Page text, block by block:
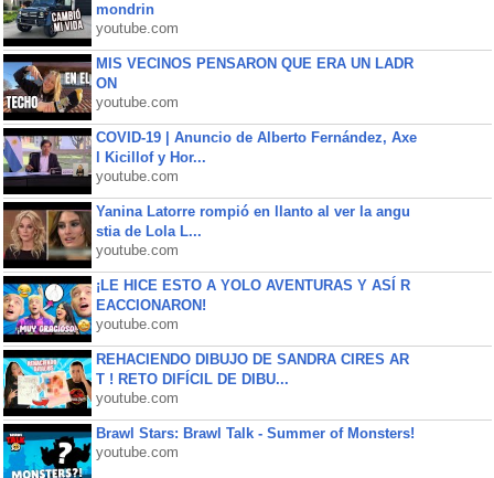
mondrin
youtube.com
MIS VECINOS PENSARON QUE ERA UN LADR
ON
youtube.com
COVID-19 | Anuncio de Alberto Fernández, Axe
l Kicillof y Hor...
youtube.com
Yanina Latorre rompió en llanto al ver la angu
stia de Lola L...
youtube.com
¡LE HICE ESTO A YOLO AVENTURAS Y ASÍ R
EACCIONARON!
youtube.com
REHACIENDO DIBUJO DE SANDRA CIRES AR
T ! RETO DIFÍCIL DE DIBU...
youtube.com
Brawl Stars: Brawl Talk - Summer of Monsters!
youtube.com